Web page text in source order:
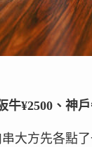
牛¥2500、神
大方先各點了